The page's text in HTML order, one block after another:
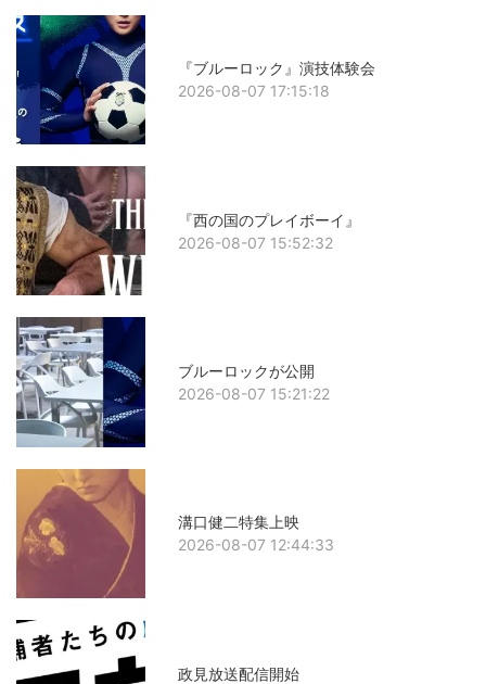
『ブルーロック』演技体験会
2026-08-07 17:15:18
『西の国のプレイボーイ』
2026-08-07 15:52:32
ブルーロックが公開
2026-08-07 15:21:22
溝口健二特集上映
2026-08-07 12:44:33
政見放送配信開始